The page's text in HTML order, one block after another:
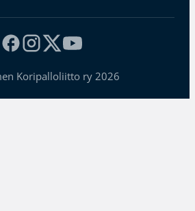
Koripalloliitto ry 2026